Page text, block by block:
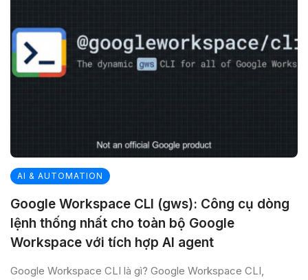
AI & AUTOMATION
Google Workspace CLI (gws): Công cụ dòng
lệnh thống nhất cho toàn bộ Google
Workspace với tích hợp AI agent
Google Workspace CLI là gì? Google Workspace CLI,